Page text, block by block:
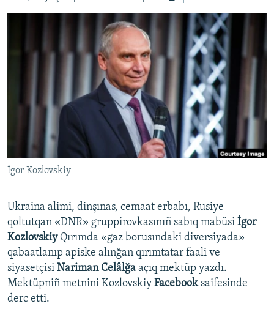
FİKİR
Українською
RFE/RS bütün saytları
İgor Kozlovskiy
Ukraina alimi, dinşınas, cemaat erbabı, Rusiye
qoltutqan «DNR» gruppirovkasınıñ sabıq mabüsi İgor
KozlovskiyQırımda «gaz borusındaki diversiyada»
qabaatlanıp apiske alınğan qırımtatar faali ve
siyasetçisi Nariman Celâlğa açıq mektüp yazdı.
Mektüpniñ metnini Kozlovskiy Facebooksaifesinde
derc etti.